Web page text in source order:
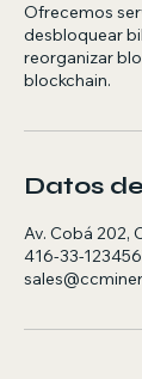
Ofrecemos
desbloquear
reorganizar
blockchain.
Datos
Av. Cobá 202,
416-33-